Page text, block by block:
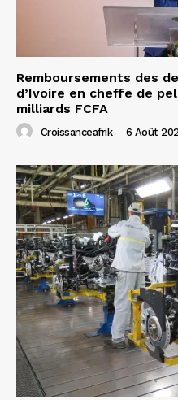
Remboursements des
d’Ivoire en cheffe de
milliards FCFA
Croissanceafrik - 6 Août